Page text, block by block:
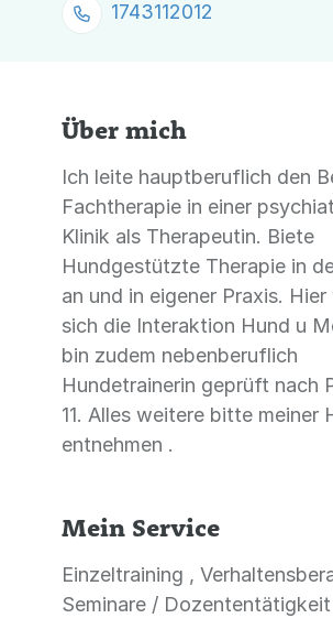
1743112012
Über mich
Ich leite hauptberuflich den
Fachtherapie in einer
Klinik als Therapeutin. Biete
Hundgestützte Therapie in
an und in eigener Praxis.
sich die Interaktion Hund u
bin zudem nebenberuflich
Hundetrainerin geprüft nach
11. Alles weitere bitte meiner
entnehmen .
Mein Service
Einzeltraining ,
Seminare / Dozententätigkeit